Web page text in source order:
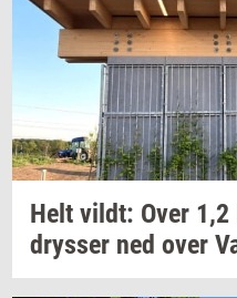
Helt vildt: Over 1,2
drys­ser ned over